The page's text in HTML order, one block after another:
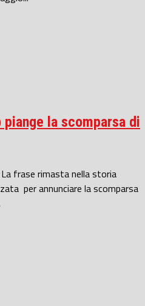
la scomparsa di
La frase rimasta nella storia
per annunciare la scomparsa